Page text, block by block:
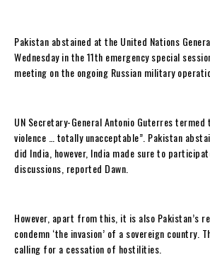
Pakistan abstained at the United Nations
Wednesday in the 11th emergency special
meeting on the ongoing Russian military
UN Secretary-General Antonio Guterres
violence … totally unacceptable”. Pakistan
did India, however, India made sure to
discussions, reported Dawn.
However, apart from this, it is also Pakistan’s
condemn ‘the invasion’ of a sovereign country.
calling for a cessation of hostilities.